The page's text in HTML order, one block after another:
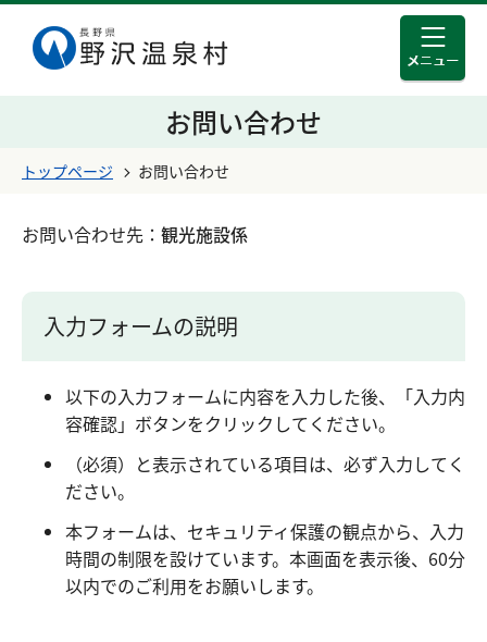
このページの本文へ移動する
メニュ
お問い合わせ
トップページ お問い合わせ
お問い合わせ先： 観光施設係
入力フォームの説明
以下の入力フォームに内容を入力した後、「入力内
容確認」ボタンをクリックしてください。
（必須）と表示されている項目は、必ず入力してく
ださい。
本フォームは、セキュリティ保護の観点から、入力
時間の制限を設けています。本画面を表示後、60分
以内でのご利用をお願いします。